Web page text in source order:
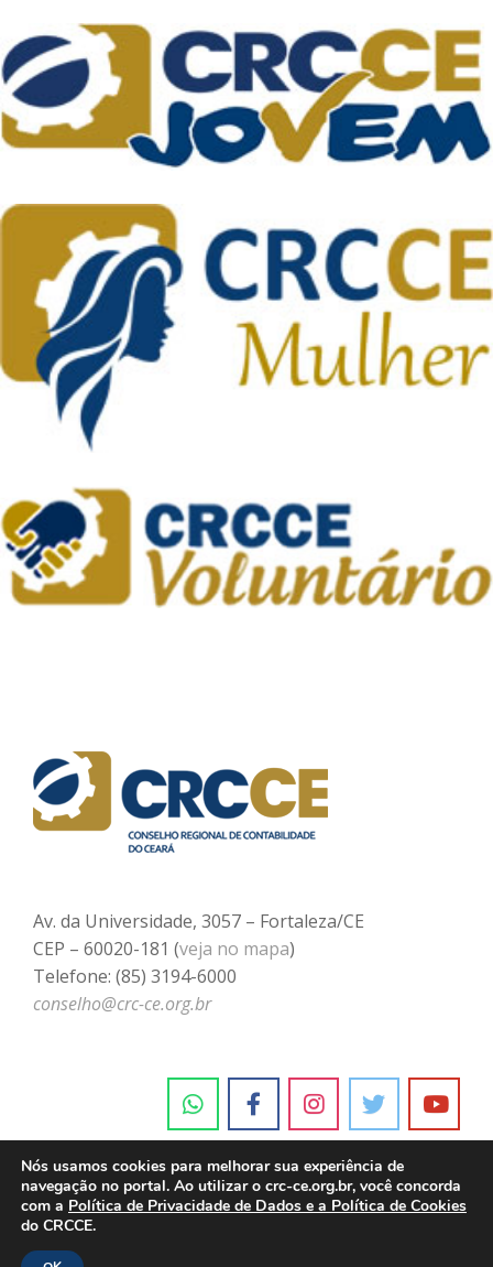
Av. da Universidade, 3057 – Fortaleza/CE
CEP – 60020-181 (veja no mapa)
Telefone: (85) 3194-6000
conselho@crc-ce.org.br
Nós usamos cookies para melhorar sua experiência de
navegação no portal. Ao utilizar o crc-ce.org.br, você concorda
com a Política de Privacidade de Dados e a Política de Cookies
do CRCCE.